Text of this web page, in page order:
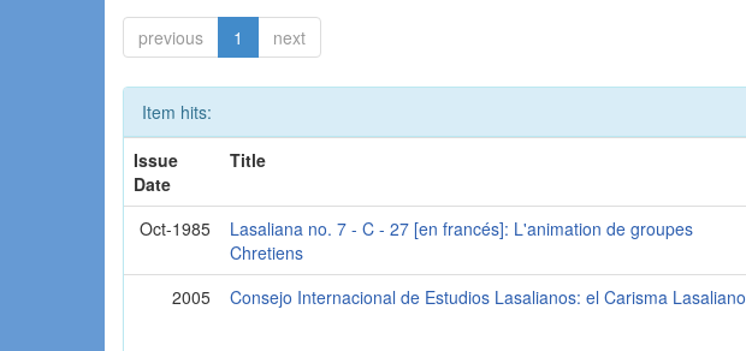
previous 1 next
Item hits:
Issue
Date
Title
Oct-1985
Lasaliana no. 7 - C - 27 [en francés]: L'animation de groupes
Chretiens
2005 Consejo Internacional de Estudios Lasalianos: el Carisma Lasaliano